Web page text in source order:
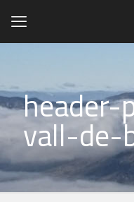
header-
vall-de-